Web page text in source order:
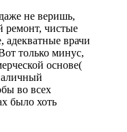
не веришь,
ремонт, чистые
адекватные врачи
только минус,
основе(
во всех
было хоть